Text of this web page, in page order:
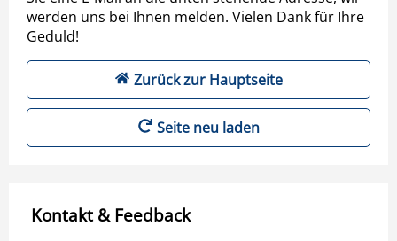
werden uns bei Ihnen melden. Vielen Dank für Ihre
Geduld!
Zurück zur Hauptseite
Seite neu laden
Kontakt & Feedback